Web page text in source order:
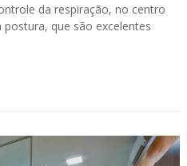
da respiração, no centro
que são excelentes